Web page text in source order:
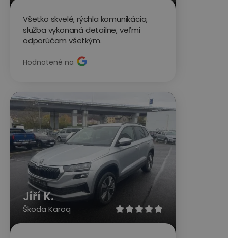
Všetko skvelé, rýchla komunikácia,
služba vykonaná detailne, veľmi
odporúčam všetkým.
Hodnotené na

Jiří K.
Škoda Karoq